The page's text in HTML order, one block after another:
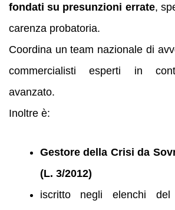
fondati su presunzioni errate,
carenza probatoria.
Coordina un team nazionale di
commercialisti esperti in
avanzato.
Inoltre è:
Gestore della Crisi da
(L. 3/2012)
iscritto negli elenchi del